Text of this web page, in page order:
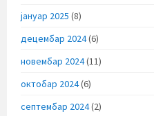
јануар 2025 (8)
децембар 2024(6)
новембар 2024(11)
октобар 2024(6)
септембар 2024(2)